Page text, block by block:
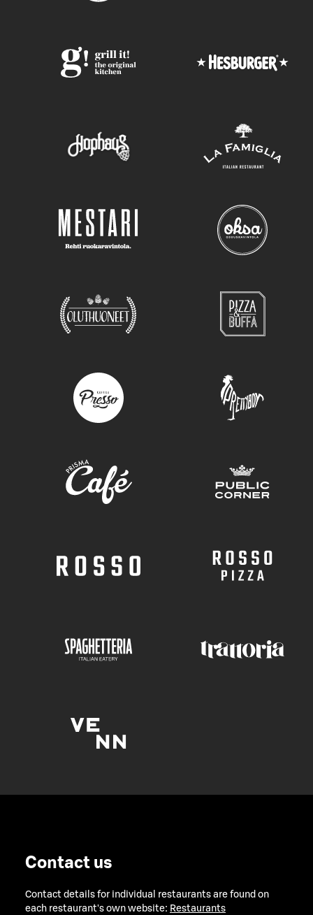
Contact us
Contact details for individual restaurants are found on
each restaurant's own website: Restaurants